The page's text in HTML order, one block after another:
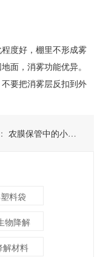
度好，棚里不形成雾
面，消雾功能优异。
要把消雾层反扣到外
农膜保管中的小技巧
料袋
物降解
解材料